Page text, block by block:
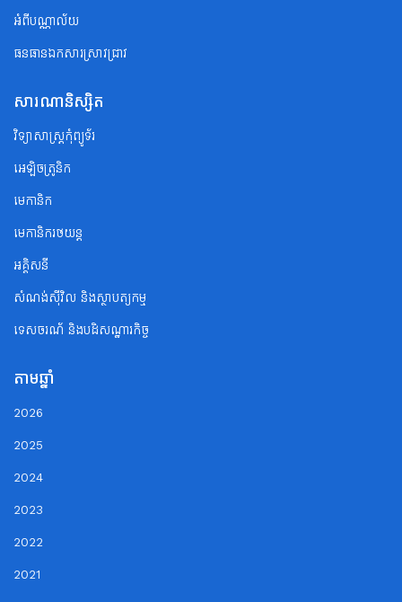
អំពីបណ្ណាល័យ
ធនធានឯកសារស្រាវជ្រាវ
សារណានិស្សិត
វិទ្យាសាស្ត្រកុំព្យូទ័រ
អេឡិចត្រូនិក
មេកានិក
មេកានិករថយន្ត
អគ្គិសនី
សំណង់ស៊ីវិល និងស្ថាបត្យកម្ម
ទេសចរណ័ និងបដិសណ្ឋារកិច្ច
តាមឆ្នាំ
2026
2025
2024
2023
2022
2021